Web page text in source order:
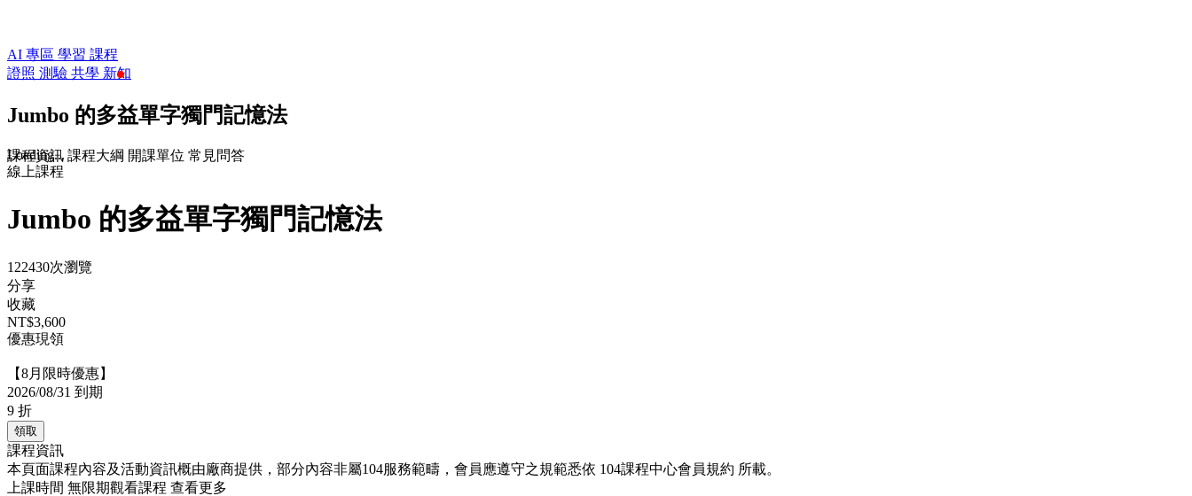
AI 專區 學習 課程
證照 測驗 共學 新知
Jumbo 的多益單字獨門記憶法
課程資訊 課程大綱 開課單位 常見問答
Loading...
線上課程
Jumbo 的多益單字獨門記憶法
122430次瀏覽
分享
收藏
NT$3,600
優惠現領
【8月限時優惠】
2026/08/31 到期
9 折
領取
課程資訊
本頁面課程內容及活動資訊概由廠商提供，部分內容非屬104服務範疇，會員應遵守之規範悉依 104課程中心會員規約 所載。
上課時間 無限期觀看課程 查看更多